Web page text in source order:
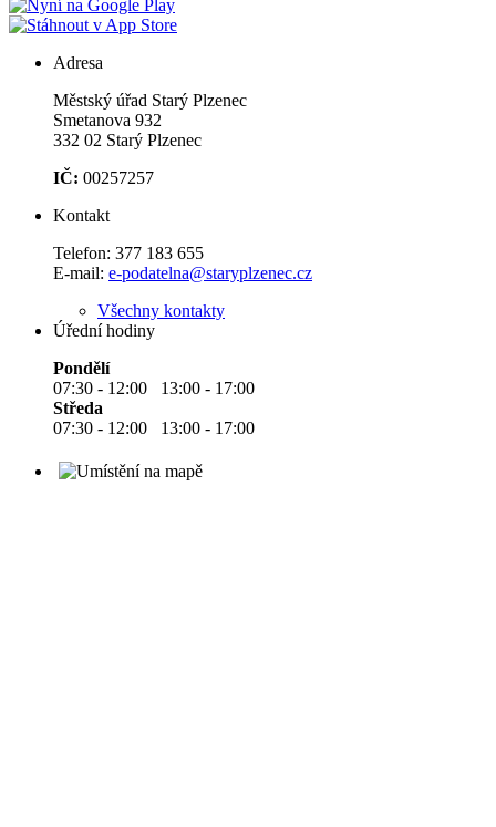
Adresa
Městský úřad Starý Plzenec
Smetanova 932
332 02 Starý Plzenec
IČ: 00257257
Kontakt
Telefon: 377 183 655
E-mail: e-podatelna@staryplzenec.cz
Všechny kontakty
Úřední hodiny
Pondělí
07:30 - 12:00 13:00 - 17:00
Středa
07:30 - 12:00 13:00 - 17:00